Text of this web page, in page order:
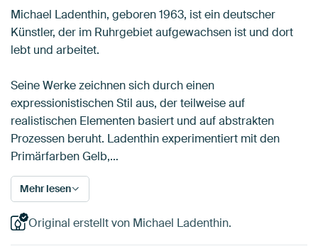
Michael Ladenthin, geboren 1963, ist ein deutscher
Künstler, der im Ruhrgebiet aufgewachsen ist und dort
lebt und arbeitet.
Seine Werke zeichnen sich durch einen
expressionistischen Stil aus, der teilweise auf
realistischen Elementen basiert und auf abstrakten
Prozessen beruht. Ladenthin experimentiert mit den
Primärfarben Gelb,…
Mehr lesen
Original erstellt von Michael Ladenthin.